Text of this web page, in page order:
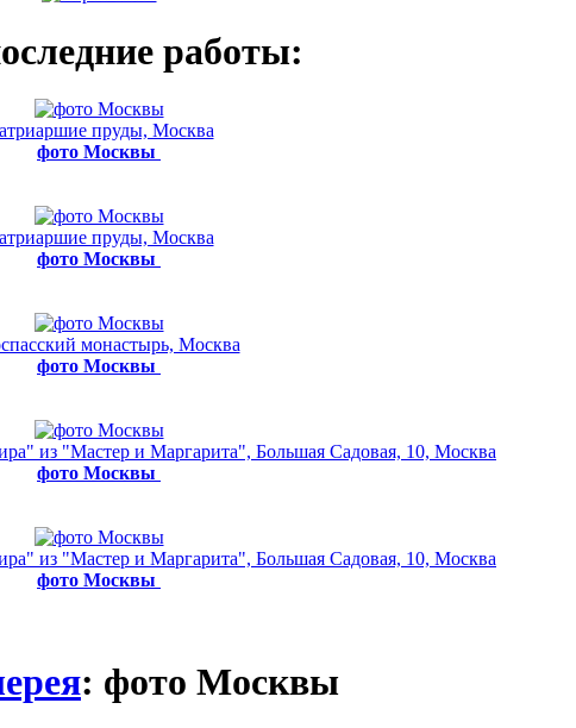
работы:
пруды, Москва
фото Москвы
пруды, Москва
фото Москвы
монастырь, Москва
фото Москвы
из "Мастер и Маргарита", Большая Садовая, 10, Москва
фото Москвы
из "Мастер и Маргарита", Большая Садовая, 10, Москва
фото Москвы
: фото Москвы